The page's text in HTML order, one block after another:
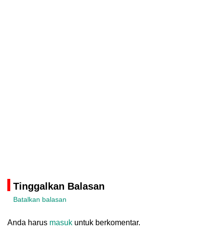
Tinggalkan Balasan
Batalkan balasan
Anda harus masuk untuk berkomentar.